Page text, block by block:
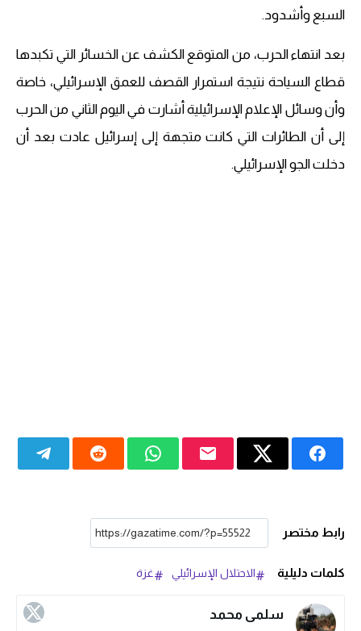
السبع وأشدود.
بعد انتهاء الحرب، من المتوقع الكشف عن الخسائر التي تكبدها
قطاع السياحة نتيجة استمرار القصف للعمق الإسرائيلي، خاصة
وأن وسائل الإعلام الإسرائيلية أشارت في اليوم الثاني من الحرب
إلى أن الطائرات التي كانت متجهة إلى إسرائيل عادت بعد أن
دخلت الجو الإسرائيلي.
رابط مختصر
كلمات دليلية الاحتلال الإسرائيلي غزة
سلمى محمد